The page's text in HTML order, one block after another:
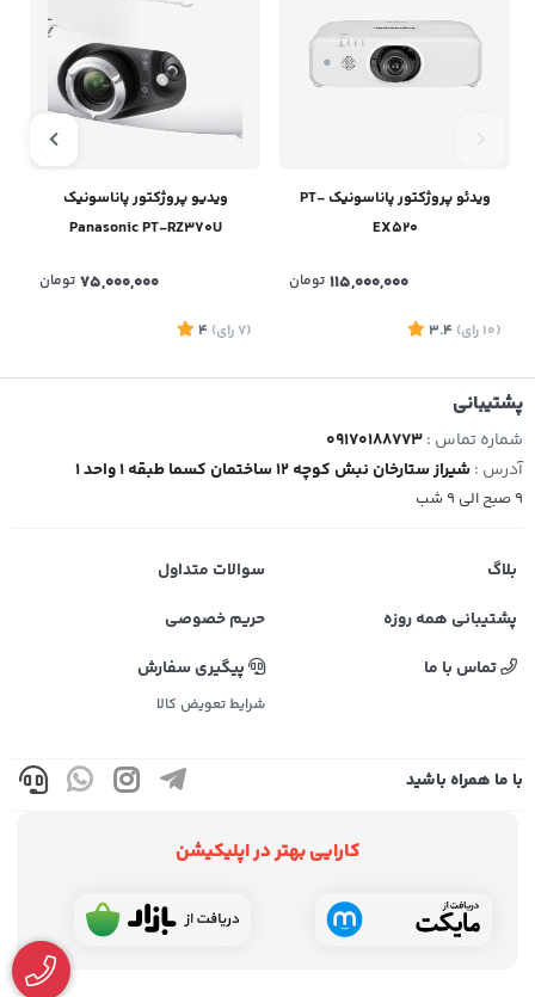
ویدئو پروژکتور پاناسونیک PT-
EX520
115,000,000 تومان
(10 رای)
3.4
ویدیو پروژکتور پاناسونیک
Panasonic PT-RZ370U
75,000,000 تومان
(7 رای)
4
پشتیبانی
شماره تماس :09170188773
آدرس :شیراز ستارخان نبش کوچه 12 ساختمان کسما طبقه 1 واحد 1
9 صبح الی 9 شب
بلاگ
سوالات متداول
پشتیبانی همه روزه
حریم خصوصی
تماس با ما
پیگیری سفارش
شرایط تعویض کالا
با ما همراه باشید
کارایی بهتر در اپلیکیشن